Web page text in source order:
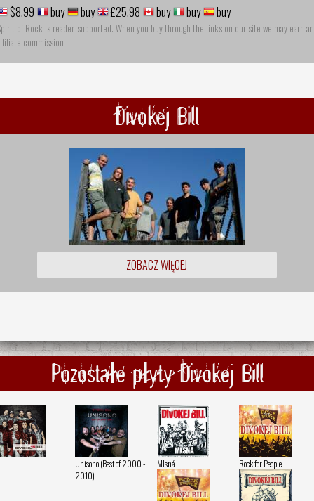
$8.99 buy buy £25.98 buy buy buy
of Rock is reader-supported. When you buy through the links on our site we may earn an
commission
Divokej Bill
ZOBACZ WIĘCEJ
Pozostałe płyty Divokej Bill
Unisono (Best of 2000 -
2010)
Mlsná Rock for People